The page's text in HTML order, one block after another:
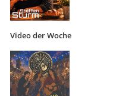
Video der Woche